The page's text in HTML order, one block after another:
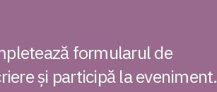
formularul de
și participă la eveniment.